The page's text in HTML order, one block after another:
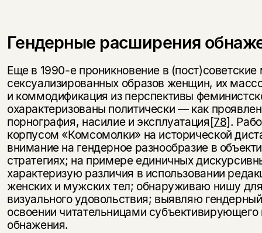
Гендерные расширения
Еще в 1990-е проникновение в
сексуализированных образов женщин, их
и коммодификация из перспективы
охарактеризованы политически — как
порнография, насилие и эксплуатация[78].
корпусом «Комсомолки» на исторической
внимание на гендерное разнообразие в
стратегиях; на примере единичных
характеризую различия в использовании
женских и мужских тел; обнаруживаю нишу
визуального удовольствия; выявляю
освоении читательницами субъективирующего
обнажения.